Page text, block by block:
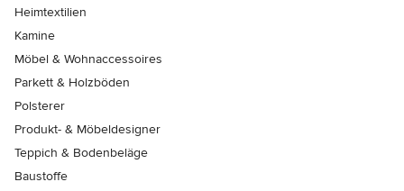
Heimtextilien
Kamine
Möbel & Wohnaccessoires
Parkett & Holzböden
Polsterer
Produkt- & Möbeldesigner
Teppich & Bodenbeläge
Baustoffe